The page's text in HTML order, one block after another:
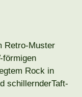
Retro-Muster
förmigen
Rock in
schillernderTaft-